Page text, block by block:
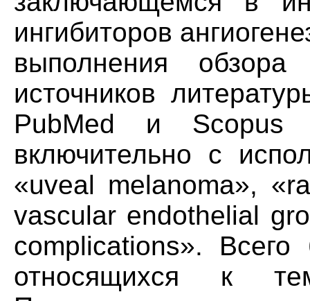
ингибиторов
выполнения
источников
PubMed и
включительно с
«uveal melanoma»,
vascular endothelial
complications».
относящихся к